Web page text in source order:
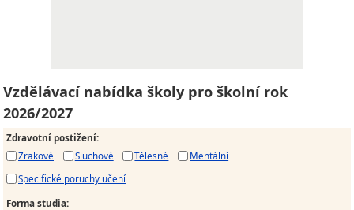
Vzdělávací nabídka školy pro školní rok
2026/2027
Zdravotní postižení:
Zrakové
Sluchové Tělesné
Mentální
Specifické poruchy učení
Forma studia: